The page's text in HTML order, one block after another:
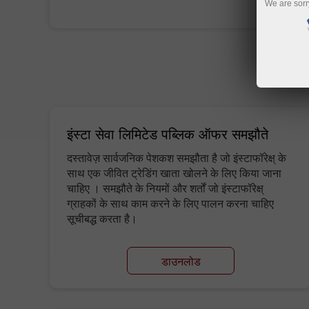
इंस्टा सेवा लिमिटेड पब्लिक ऑफर समझौते
दस्तावेज़ सार्वजनिक पेशकश समझौता है जो इंस्टाफॉरेक्ष् के
साथ एक जीवित ट्रेडिंग खाता खोलने के लिए किया जाना
चाहिए । समझौते के नियमों और शर्तों जो इंस्टाफॉरेक्ष्
ग्राहकों के साथ काम करने के लिए पालन करना चाहिए
सूचीबद्ध करता है।
डाउनलोड
We are